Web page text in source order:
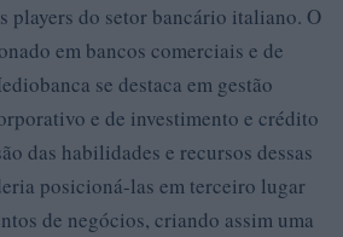
players do setor bancário italiano. O
em bancos comerciais e de
se destaca em gestão
e de investimento e crédito
das habilidades e recursos dessas
posicioná-las em terceiro lugar
de negócios, criando assim uma